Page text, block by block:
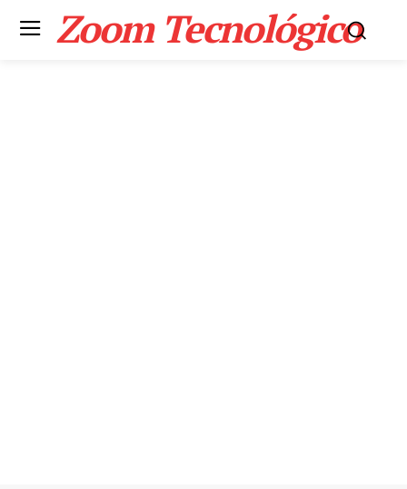
Zoom Tecnológico